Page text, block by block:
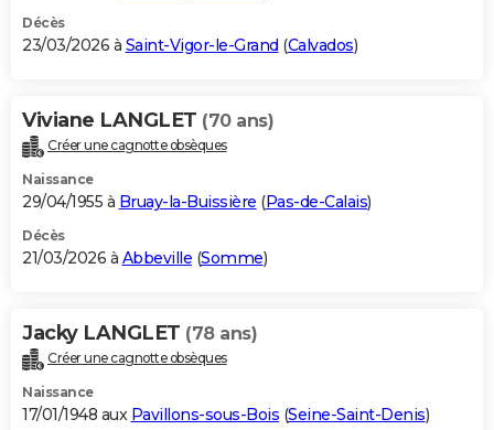
Décès
23/03/2026 à Saint-Vigor-le-Grand (Calvados)
Viviane LANGLET (70 ans)
Créer une cagnotte obsèques
Naissance
29/04/1955 à Bruay-la-Buissière (Pas-de-Calais)
Décès
21/03/2026 à Abbeville (Somme)
Jacky LANGLET (78 ans)
Créer une cagnotte obsèques
Naissance
17/01/1948 aux Pavillons-sous-Bois (Seine-Saint-Denis)